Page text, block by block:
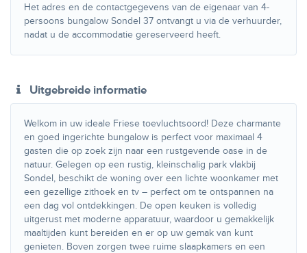
Het adres en de contactgegevens van de eigenaar van 4-
persoons bungalow Sondel 37 ontvangt u via de verhuurder,
nadat u de accommodatie gereserveerd heeft.
Uitgebreide informatie
Welkom in uw ideale Friese toevluchtsoord! Deze charmante
en goed ingerichte bungalow is perfect voor maximaal 4
gasten die op zoek zijn naar een rustgevende oase in de
natuur. Gelegen op een rustig, kleinschalig park vlakbij
Sondel, beschikt de woning over een lichte woonkamer met
een gezellige zithoek en tv – perfect om te ontspannen na
een dag vol ontdekkingen. De open keuken is volledig
uitgerust met moderne apparatuur, waardoor u gemakkelijk
maaltijden kunt bereiden en er op uw gemak van kunt
genieten. Boven zorgen twee ruime slaapkamers en een